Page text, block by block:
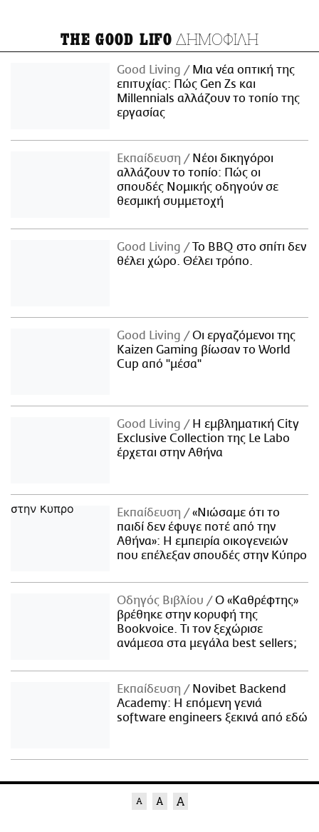
THE GOOD LIFO ΔΗΜΟΦΙΛΗ
Good Living
Μια νέα οπτική της
επιτυχίας: Πώς Gen Zs και
Millennials αλλάζουν το τοπίο της
εργασίας
Εκπαίδευση
Νέοι δικηγόροι
αλλάζουν το τοπίο: Πώς οι
σπουδές Νομικής οδηγούν σε
θεσμική συμμετοχή
Good Living
Το BBQ στο σπίτι δεν
θέλει χώρο. Θέλει τρόπο.
Good Living
Οι εργαζόμενοι της
Kaizen Gaming βίωσαν το World
Cup από "μέσα"
Good Living
Η εμβληματική City
Exclusive Collection της Le Labo
έρχεται στην Αθήνα
Εκπαίδευση
«Νιώσαμε ότι το
παιδί δεν έφυγε ποτέ από την
Αθήνα»: Η εμπειρία οικογενειών
που επέλεξαν σπουδές στην Κύπρο
Οδηγός Βιβλίου
Ο «Καθρέφτης»
βρέθηκε στην κορυφή της
Bookvoice. Τι τον ξεχώρισε
ανάμεσα στα μεγάλα best sellers;
Εκπαίδευση
Novibet Backend
Academy: Η επόμενη γενιά
software engineers ξεκινά από εδώ